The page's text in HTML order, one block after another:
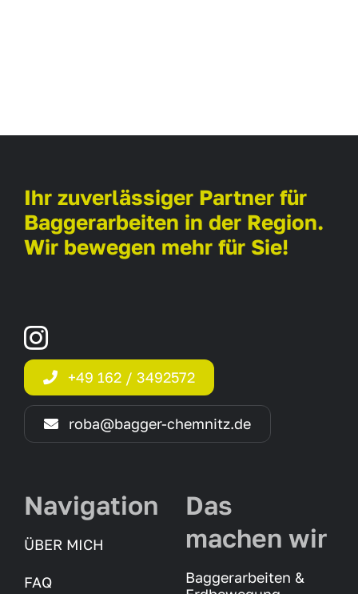
Ihr zuverlässiger Partner für
Baggerarbeiten in der Region.
Wir bewegen mehr für Sie!
‭+49 162 / 3492572‬
roba@bagger-chemnitz.de
Navigation
ÜBER MICH
FAQ
Das
machen wir
Baggerarbeiten &